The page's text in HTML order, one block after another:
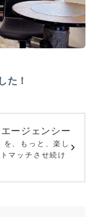
た！
ージェンシー
、もっと、楽し
マッチさせ続け